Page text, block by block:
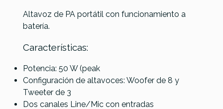
Altavoz de PA portátil con funcionamiento a
batería.
Características:
Potencia: 50 W (peak
Configuración de altavoces: Woofer de 8 y
Tweeter de 3
Dos canales Line/Mic con entradas
ReferenciaPANTSONALT019